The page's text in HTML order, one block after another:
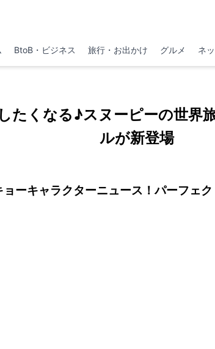
BtoB・ビジネス 旅行・お出かけ グルメ ネ
たくなる♪スヌーピーの世界
ルが新登場
ーキャラクターニュース！パーフェク